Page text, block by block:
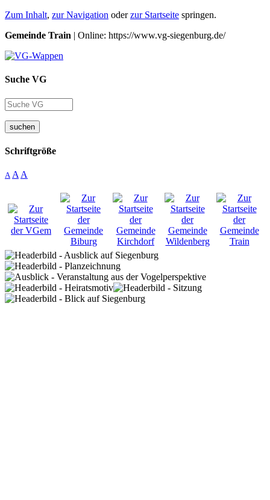
Zum Inhalt, zur Navigation oderzur Startseite springen.
Gemeinde Train | Online: https://www.vg-siegenburg.de/
Suche VG
suchen
Schriftgröße
A A A